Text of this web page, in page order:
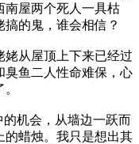
南屋两个死人一具枯
的鬼，谁会相信？
从屋顶上下来已经过
臭鱼二人性命难保，心
的机会，从墙边一跃而
的蜡烛。我只是想出其